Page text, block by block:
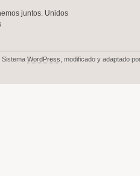
juntos. Unidos
Sistema WordPress , modificado y adaptado